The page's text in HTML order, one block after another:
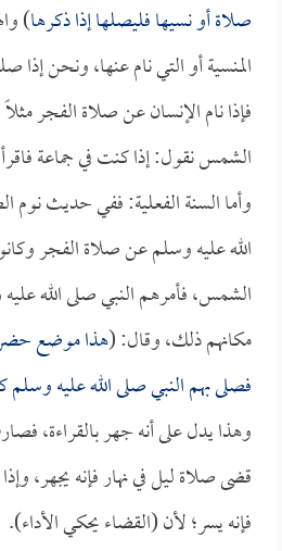
صلاة أو نسيها فليصلها إذا ذكرها)
المنسية أو التي نام عنها، ونحن إذا
فإذا نام الإنسان عن صلاة الفجر
الشمس نقول: إذا كنت في جماعة
وأما السنة الفعلية: ففي حديث
الله عليه وسلم عن صلاة الفجر
الشمس، فأمرهم النبي صلى الله
مكانهم ذلك، وقال: (هذا موضع
فصلى بهم النبي صلى الله عليه
وهذا يدل على أنه جهر بالقراءة،
قضى صلاة ليل في نهار فإنه يجهر،
فإنه يسر؛ لأن (القضاء يحكي الأداء).